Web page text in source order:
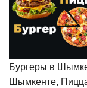
Бургеры в
Шымкенте,